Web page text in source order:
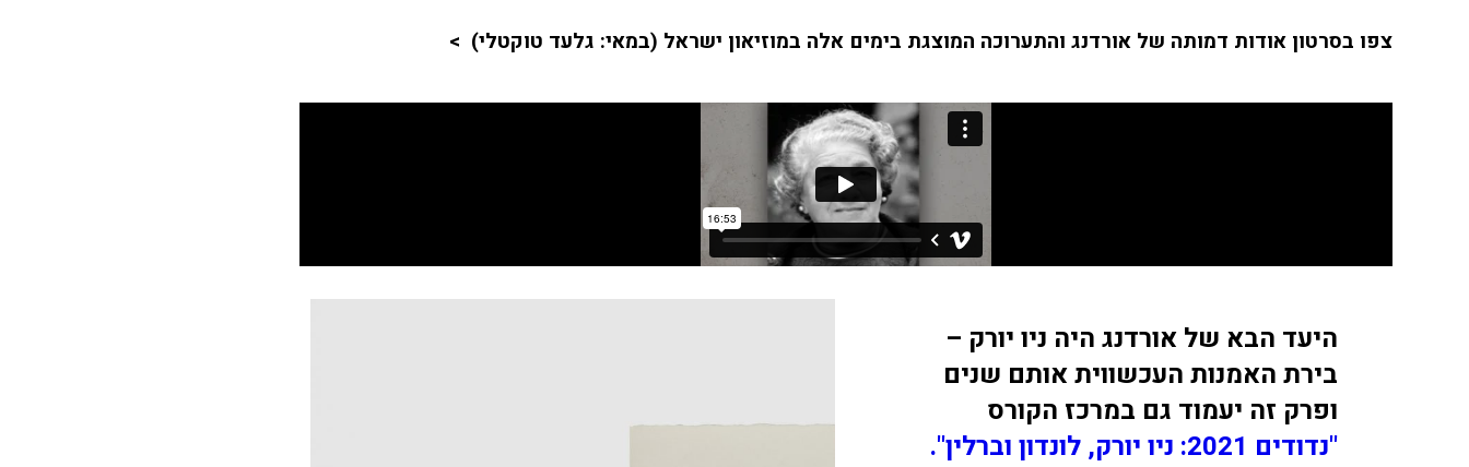
צפו בסרטון אודות דמותה של אורדנג והתערוכה המוצגת בימים אלה במוזיאון ישראל (במאי: גלעד טוקטלי) >
היעד הבא של אורדנג היה ניו יורק –
בירת האמנות העכשווית אותם שנים
ופרק זה יעמוד גם במרכז הקורס
"נדודים 2021: ניו יורק, לונדון וברלין".